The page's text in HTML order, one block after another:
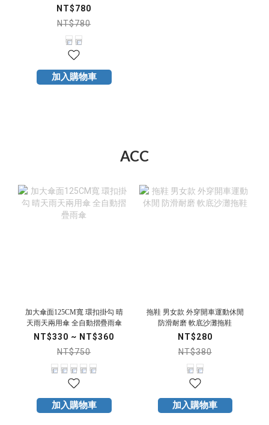
NT$780
NT$780
加入購物車
ACC
加大傘面125CM寬 環扣掛勾 晴
天雨天兩用傘 全自動摺疊雨傘
NT$330 ~ NT$360
NT$750
加入購物車
拖鞋 男女款 外穿開車運動休閒
防滑耐磨 軟底沙灘拖鞋
NT$280
NT$380
加入購物車